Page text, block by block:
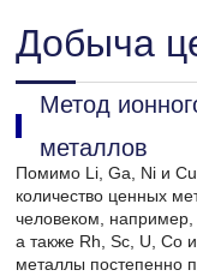
Добыча
Метод
металлов
Помимо Li, Ga, Ni и
количество ценных
человеком, например,
а также Rh, Sc, U, Co
металлы постепенно